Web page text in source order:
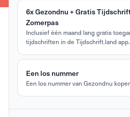
6x Gezondnu + Gratis
Zomerpas
Inclusief één maand lang gratis
tijdschriften in de Tijdschrift.land app.
Een los nummer
Een los nummer van Gezondnu